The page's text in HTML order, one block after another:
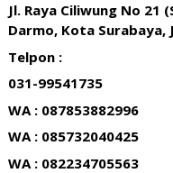
Jl. Raya Ciliwung No 21
Darmo, Kota Surabaya,
Telpon :
031-99541735
WA : 087853882996
WA : 085732040425
WA : 082234705563